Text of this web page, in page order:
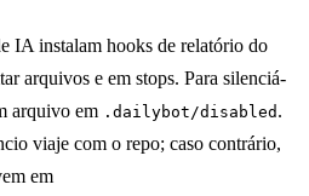
IA instalam hooks de relatório do
arquivos e em stops. Para silenciá-
arquivo em .dailybot/disabled .
viaje com o repo; caso contrário,
em